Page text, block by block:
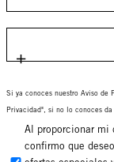
Si ya conoces nuestro Aviso de
Privacidad", si no lo conoces
Al proporcionar mi
confirmo que